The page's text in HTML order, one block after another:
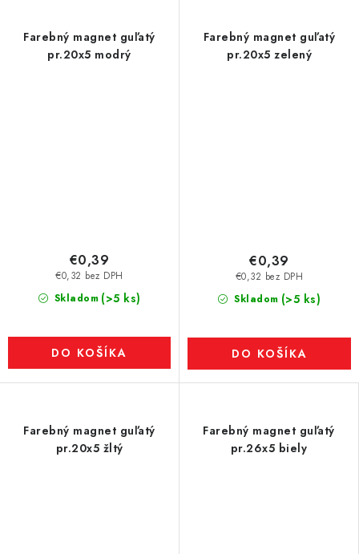
Farebný magnet guľatý
pr.20x5 modrý
Skladom (>5 ks)
€0,32 bez DPH
€0,39
DO KOŠÍKA
Farebný magnet guľatý
pr.20x5 zelený
Skladom (>5 ks)
€0,32 bez DPH
€0,39
DO KOŠÍKA
Farebný magnet guľatý
pr.20x5 žltý
Farebný magnet guľatý
pr.26x5 biely